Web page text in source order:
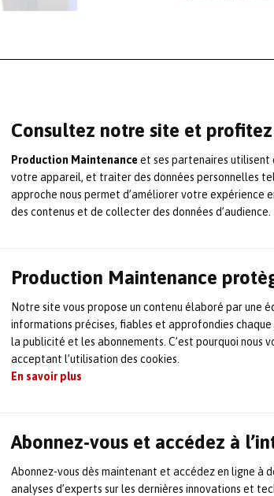
Consultez notre site et
Production Maintenanceet ses partenaires utilisent
votre appareil, et traiter des données personnelles
approche nous permet d’améliorer votre expérience
des contenus et de collecter des données d’audience.
Production Maintenance
Notre site vous propose un contenu élaboré par une
informations précises, fiables et approfondies
la publicité et les abonnements. C’est pourquoi nous
acceptant l’utilisation des cookies.
En savoir plus
Abonnez-vous et accédez à
Abonnez-vous dès maintenant et accédez en ligne à
analyses d’experts sur les dernières innovations et